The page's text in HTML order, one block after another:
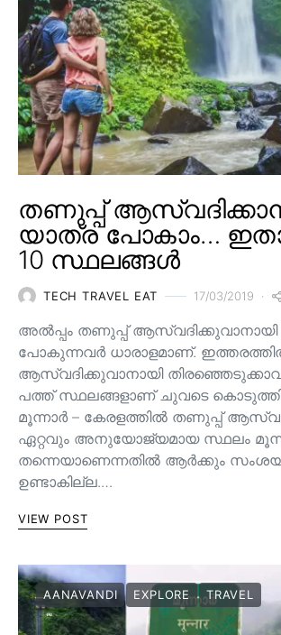
തണുപ്പ്
യാത്ര പോകാം…
10 സ്ഥലങ്ങൾ
TECH TRAVEL EAT 17/03/2019
അൽപ്പം തണുപ്പ് ആസ്വദിക്കുവാനായി
പോകുന്നവർ ധാരാളമാണ്.
ആസ്വദിക്കുവാനായി
പത്ത് സ്ഥലങ്ങളാണ് ചുവടെ
മൂന്നാർ – കേരളത്തിൽ തണുപ്പ്
ഏറ്റവും അനുയോജ്യമായ സ്ഥലം
തന്നെയാണെന്നതിൽ ആർക്കും
ഉണ്ടാകില്ല.…
VIEW POST
AANAVANDI EXPLORE TRAVEL